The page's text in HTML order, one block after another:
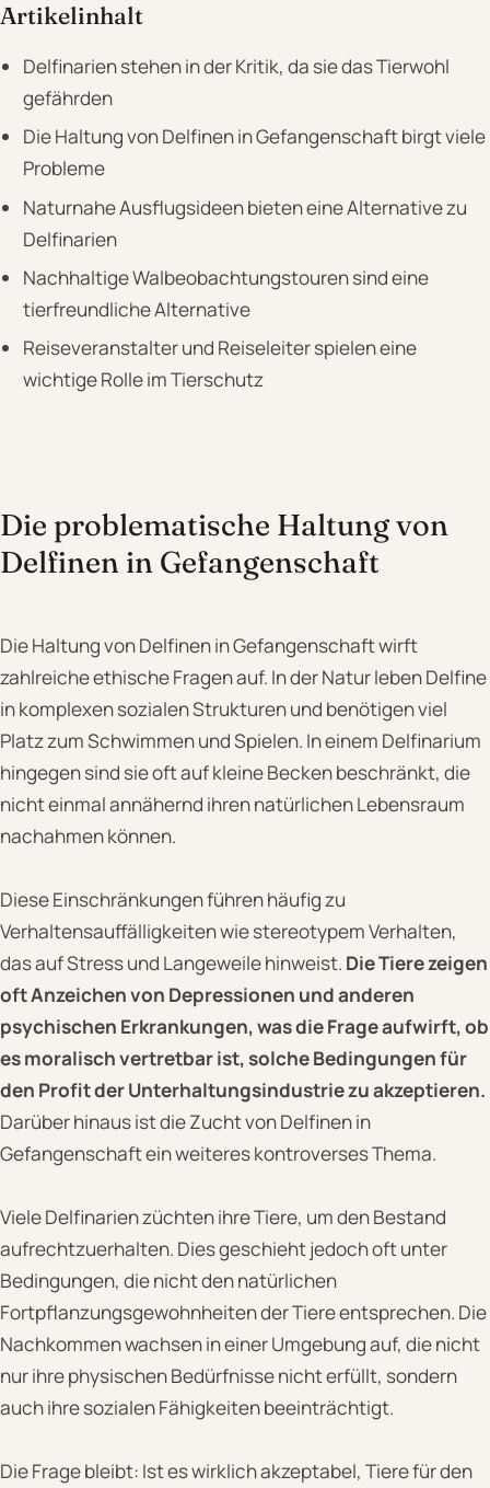
Artikelinhalt
Delfinarien stehen in der Kritik, da sie das Tierwohl
gefährden
Die Haltung von Delfinen in Gefangenschaft birgt viele
Probleme
Naturnahe Ausflugsideen bieten eine Alternative zu
Delfinarien
Nachhaltige Walbeobachtungstouren sind eine
tierfreundliche Alternative
Reiseveranstalter und Reiseleiter spielen eine
wichtige Rolle im Tierschutz
Die problematische Haltung von
Delfinen in Gefangenschaft
Die Haltung von Delfinen in Gefangenschaft wirft
zahlreiche ethische Fragen auf. In der Natur leben Delfine
in komplexen sozialen Strukturen und benötigen viel
Platz zum Schwimmen und Spielen. In einem Delfinarium
hingegen sind sie oft auf kleine Becken beschränkt, die
nicht einmal annähernd ihren natürlichen Lebensraum
nachahmen können.
Diese Einschränkungen führen häufig zu
Verhaltensauffälligkeiten wie stereotypem Verhalten,
das auf Stress und Langeweile hinweist. Die Tiere zeigen
oft Anzeichen von Depressionen und anderen
psychischen Erkrankungen, was die Frage aufwirft, ob
es moralisch vertretbar ist, solche Bedingungen für
den Profit der Unterhaltungsindustrie zu akzeptieren.
Darüber hinaus ist die Zucht von Delfinen in
Gefangenschaft ein weiteres kontroverses Thema.
Viele Delfinarien züchten ihre Tiere, um den Bestand
aufrechtzuerhalten. Dies geschieht jedoch oft unter
Bedingungen, die nicht den natürlichen
Fortpflanzungsgewohnheiten der Tiere entsprechen. Die
Nachkommen wachsen in einer Umgebung auf, die nicht
nur ihre physischen Bedürfnisse nicht erfüllt, sondern
auch ihre sozialen Fähigkeiten beeinträchtigt.
Die Frage bleibt: Ist es wirklich akzeptabel, Tiere für den